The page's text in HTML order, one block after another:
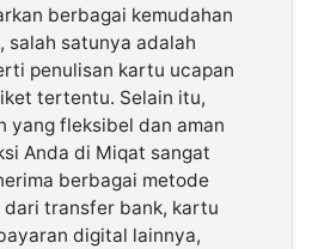
berbagai kemudahan
salah satunya adalah
penulisan kartu ucapan
tertentu. Selain itu,
yang fleksibel dan aman
Anda di Miqat sangat
berbagai metode
dari transfer bank, kartu
digital lainnya,